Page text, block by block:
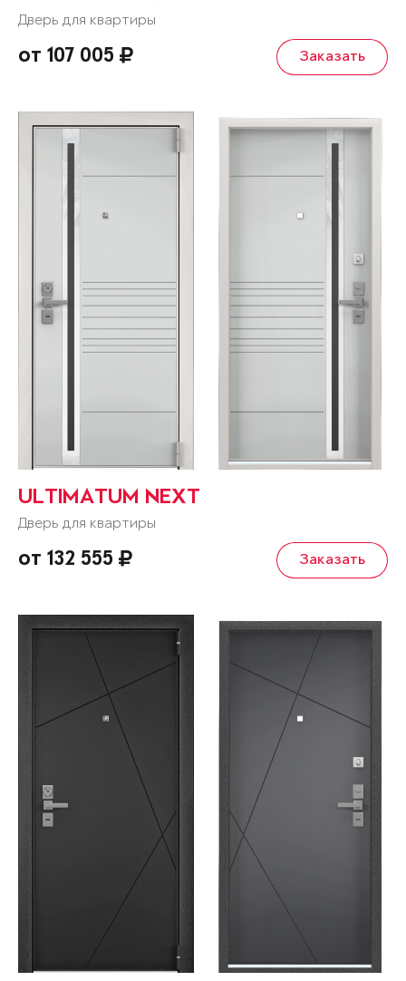
Дверь для квартиры
от 107 005 Заказать
ULTIMATUM NEXT
Дверь для квартиры
от 132 555 Заказать